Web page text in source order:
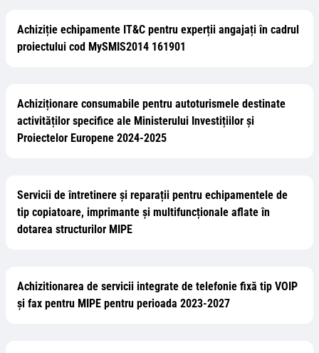
Achiziție echipamente IT&C pentru experții angajați în cadrul
proiectului cod MySMIS2014 161901
Achiziționare consumabile pentru autoturismele destinate
activităților specifice ale Ministerului Investițiilor și
Proiectelor Europene 2024-2025
Servicii de întretinere și reparații pentru echipamentele de
tip copiatoare, imprimante și multifuncționale aflate în
dotarea structurilor MIPE
Achizitionarea de servicii integrate de telefonie fixă tip VOIP
și fax pentru MIPE pentru perioada 2023-2027